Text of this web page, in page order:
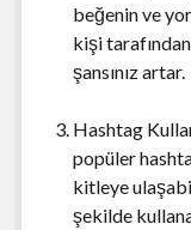
beğenin ve
kişi
şansınız artar.
Hashtag
popüler
kitleye
şekilde